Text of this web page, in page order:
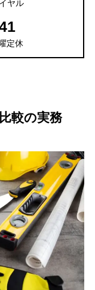
ヤル
定休
較の実務